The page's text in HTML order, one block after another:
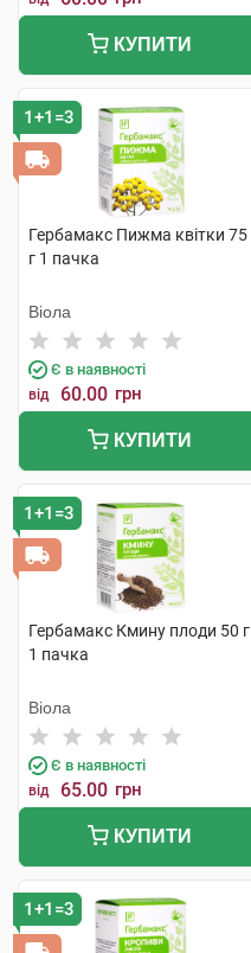
КУПИТИ
1+1=3
Гербамакс Пижма квітки 75
г 1 пачка
Віола
Є в наявності
від 60.00 грн
КУПИТИ
1+1=3
Гербамакс Кмину плоди 50 г
1 пачка
Віола
Є в наявності
від 65.00 грн
КУПИТИ
1+1=3